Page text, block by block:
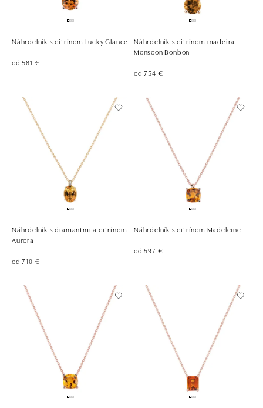
Náhrdelník s citrínom Lucky Glance
od 581 €
Náhrdelník s citrínom madeira
Monsoon Bonbon
od 754 €
Náhrdelník s diamantmi a citrínom
Aurora
od 710 €
Náhrdelník s citrínom Madeleine
od 597 €